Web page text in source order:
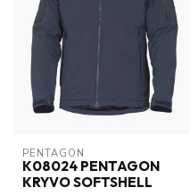
PENTAGON
K08024 PENTAGON
KRYVO SOFTSHELL